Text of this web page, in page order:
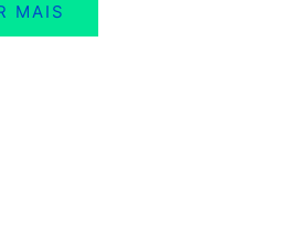
MAIS